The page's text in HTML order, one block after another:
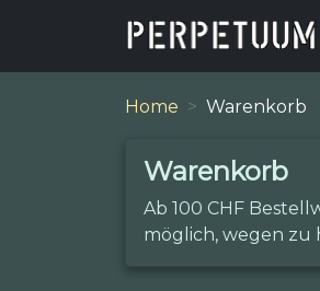
Home Warenkorb
Warenkorb
Ab 100 CHF
möglich, wegen zu